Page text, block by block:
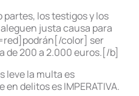
los testigos y los
justa causa para
color] ser
de 200 a 2.000 euros.[/b]
leve la multa es
en delitos es IMPERATIVA.